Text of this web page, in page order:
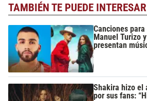
TAMBIÉN TE PUEDE INTERESAR
Canciones
Manuel Turizo
presentan
Shakira hizo el
por sus fans: